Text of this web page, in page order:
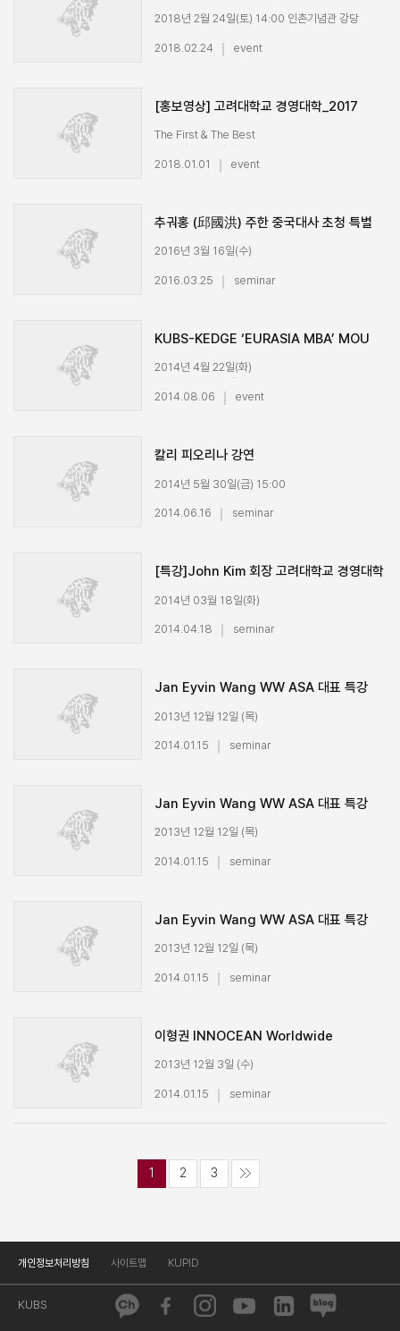
학위수여식 식전 축하영상
2018년 2월 24일(토) 14:00 인촌기념관 강당
2018.02.24 event
[홍보영상] 고려대학교 경영대학_2017
The First & The Best
2018.01.01
event
추궈홍 (邱國洪) 주한 중국대사 초청 특별
2016년 3월 16일(수)
2016.03.25
seminar
KUBS-KEDGE ‘EURASIA MBA’ MOU
체결식
2014년 4월 22일(화)
2014.08.06
event
칼리 피오리나 강연
2014년 5월 30일(금) 15:00
running time : 1시간 28분 14초
2014.06.16 seminar
[특강]John Kim 회장 고려대학교 경영대학
2014년 03월 18일(화)
John KimU.S Economic and Financial Market
2014.04.18 seminar
Jan Eyvin Wang WW ASA 대표 특강
_Preparing yourself for a globalized
world_1/3
2013년 12월 12일 (목)
Preparing yourself for a globalized world
2014.01.15 seminar
Jan Eyvin Wang WW ASA 대표 특강
_Preparing yourself for a globalized
2013년 12월 12일 (목)
Jan Eyvin Wang 대표 (WW ASA)
2014.01.15 seminar
Jan Eyvin Wang WW ASA 대표 특강
_Preparing yourself for a globalized
2013년 12월 12일 (목)
Jan Eyvin Wang 대표 (WW ASA)
2014.01.15 seminar
이형권 INNOCEAN Worldwide
경영기획실부장 특강_광고 실무, 그리고
Cannes 국제 광고제 수상작 Review_1/3
2013년 12월 3일 (수)
이형권 경영기획실부장 (INNOCEAN Worldwide)
2014.01.15 seminar
1 2 3
개인정보처리방침 사이트맵 KUPID
KUBS